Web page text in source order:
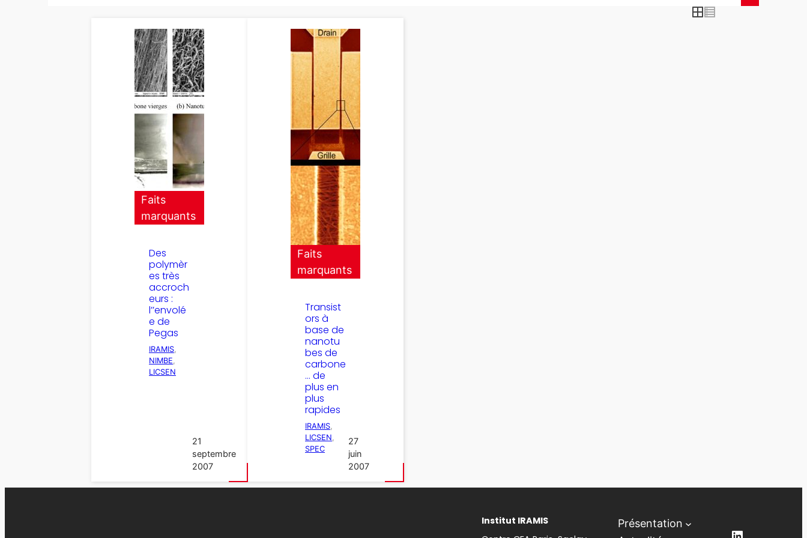
Faits
marquants
Des
polymèr
es très
accroch
eurs :
l’’envolé
e de
Pegas
IRAMIS
NIMBE
LICSEN
21
septembre
2007
Faits
marquants
Transist
ors à
base de
nanotu
bes de
carbone
… de
plus en
plus
rapides
IRAMIS
LICSEN
SPEC
27
juin
2007
Institut IRAMIS
Présentation